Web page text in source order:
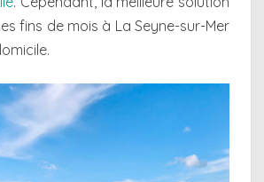
fins de mois à La Seyne-sur-Mer